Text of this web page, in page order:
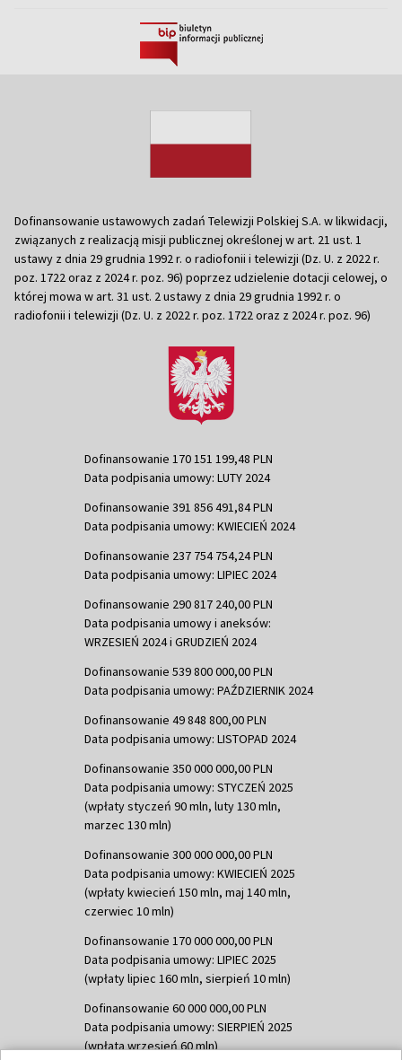
Dofinansowanie ustawowych zadań Telewizji Polskiej S.A. w likwidacji,
związanych z realizacją misji publicznej określonej w art. 21 ust. 1
ustawy z dnia 29 grudnia 1992 r. o radiofonii i telewizji (Dz. U. z 2022 r.
poz. 1722 oraz z 2024 r. poz. 96) poprzez udzielenie dotacji celowej, o
której mowa w art. 31 ust. 2 ustawy z dnia 29 grudnia 1992 r. o
radiofonii i telewizji (Dz. U. z 2022 r. poz. 1722 oraz z 2024 r. poz. 96)
Dofinansowanie 170 151 199,48 PLN
Data podpisania umowy: LUTY 2024
Dofinansowanie 391 856 491,84 PLN
Data podpisania umowy: KWIECIEŃ 2024
Dofinansowanie 237 754 754,24 PLN
Data podpisania umowy: LIPIEC 2024
Dofinansowanie 290 817 240,00 PLN
Data podpisania umowy i aneksów:
WRZESIEŃ 2024 i GRUDZIEŃ 2024
Dofinansowanie 539 800 000,00 PLN
Data podpisania umowy: PAŹDZIERNIK 2024
Dofinansowanie 49 848 800,00 PLN
Data podpisania umowy: LISTOPAD 2024
Dofinansowanie 350 000 000,00 PLN
Data podpisania umowy: STYCZEŃ 2025
(wpłaty styczeń 90 mln, luty 130 mln,
marzec 130 mln)
Dofinansowanie 300 000 000,00 PLN
Data podpisania umowy: KWIECIEŃ 2025
(wpłaty kwiecień 150 mln, maj 140 mln,
czerwiec 10 mln)
Dofinansowanie 170 000 000,00 PLN
Data podpisania umowy: LIPIEC 2025
(wpłaty lipiec 160 mln, sierpień 10 mln)
Dofinansowanie 60 000 000,00 PLN
Data podpisania umowy: SIERPIEŃ 2025
(wpłata wrzesień 60 mln)